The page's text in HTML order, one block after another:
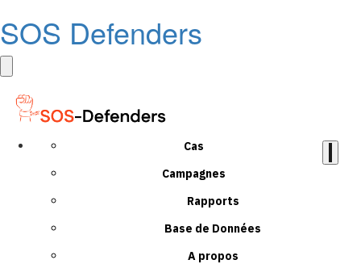
SOS Defenders
Cas
Campagnes
Rapports
Base de Données
A propos